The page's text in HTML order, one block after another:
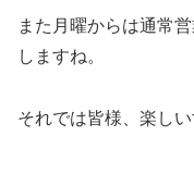
また月曜からは通常
しますね。
それでは皆様、楽しい